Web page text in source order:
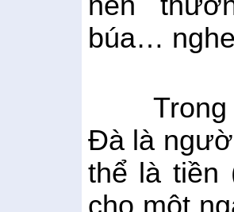
búa…
Đà là
thể là tiền
cho một